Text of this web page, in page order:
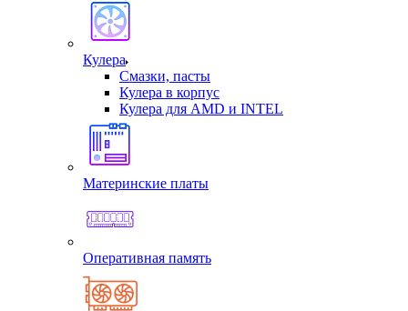
Кулера
Смазки, пасты
Кулера в корпус
Кулера для AMD и INTEL
Материнские платы
Оперативная память